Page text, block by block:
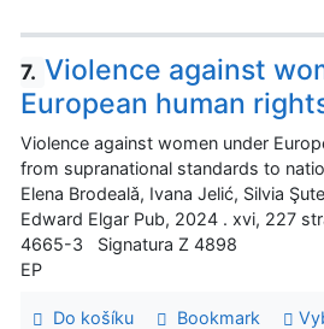
7. Violence against
European human
Violence against women under
from supranational standards to
Elena Brodealǎ, Ivana Jelić, Silvia
Edward Elgar Pub, 2024 . xvi, 227
4665-3 Signatura Z 4898
EP
Do košíku Bookmark